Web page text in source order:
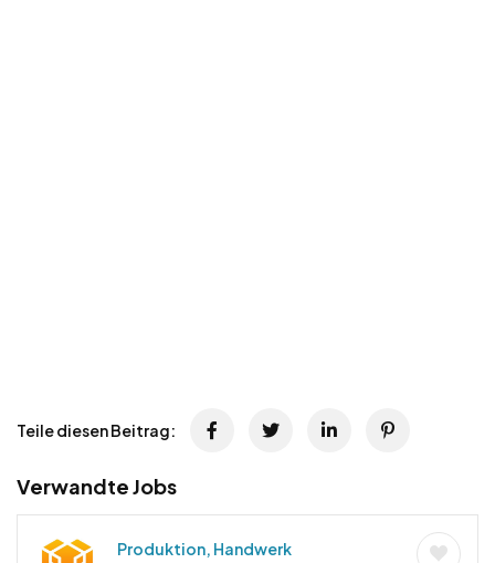
Teile diesen Beitrag:
Verwandte Jobs
Produktion, Handwerk